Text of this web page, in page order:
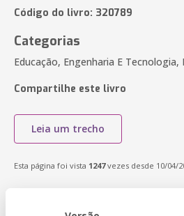
Código do livro: 320789
Categorias
Educação, Engenharia E
Compartilhe este livro
Leia um trecho
Esta página foi vista 1247vezes desde 10/04/